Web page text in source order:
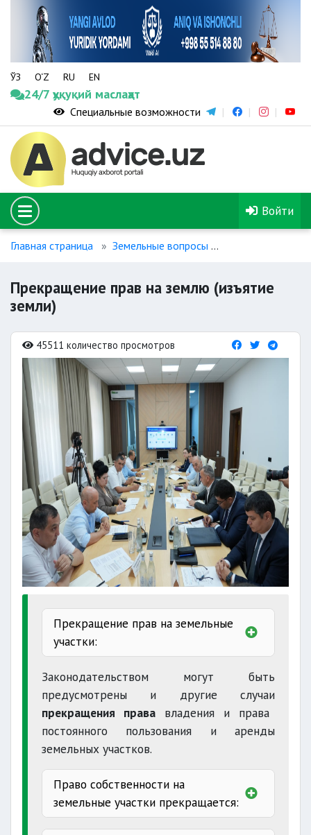
ЎЗ O‘Z RU EN
24/7 ҳуқуқий маслаҳат
Специальные возможности
Войти
Главная страница Земельные вопросы
Прекращение прав на землю (изъятие
земли)
45511 количество просмотров
Прекращение прав на земельные
участки:
Законодательством могут быть
предусмотрены и другие случаи
прекращения права владения и права
постоянного пользования и аренды
земельных участков.
Право собственности на
земельные участки прекращается: